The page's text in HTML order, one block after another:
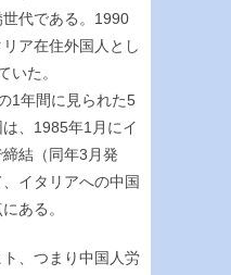
代である。1990
ア在住外国人とし
いた。
1年間に見られた5
、1985年1月にイ
結（同年3月発
イタリアへの中国
ある。
、つまり中国人労